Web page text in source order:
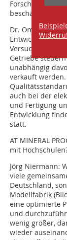
beschäftigt?
Dr. Omar Sadi:
Versuchslabor.
Getriebe
unabhängig
verkauft
auch bei der
und Fertigung
Entwicklung
statt.
AT MINERAL
mit
Jörg Niermann:
viele
Deutschland,
Modellfabrik
eine optimierte
und
wenig größer,
wieder